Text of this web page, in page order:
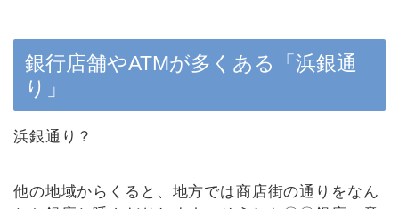
銀行店舗やATMが多くある「浜銀通
り」
浜銀通り？
他の地域からくると、地方では商店街の通りをなん